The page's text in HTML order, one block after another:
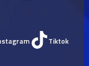
Tiktok